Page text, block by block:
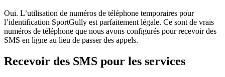
Oui. L’utilisation de numéros de téléphone temporaires pour
l’identification SportGully est parfaitement légale. Ce sont de vrais
numéros de téléphone que nous avons configurés pour recevoir des
SMS en ligne au lieu de passer des appels.
Recevoir des SMS pour les services